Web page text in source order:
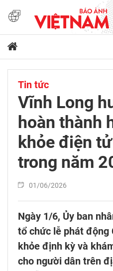
Tin tức
Vĩnh Long
hoàn thành
khỏe điện
trong năm
01/06/2026
Ngày 1/6, Ủy ban
tổ chức lễ phát động
khỏe định kỳ và
cho người dân trên